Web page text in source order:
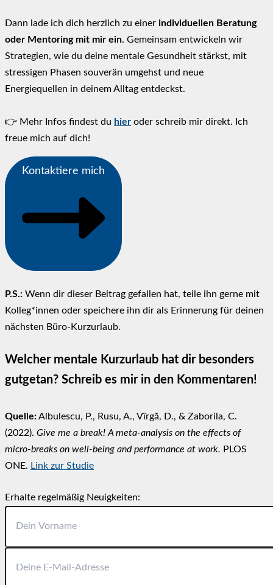
Dann lade ich dich herzlich zu einer individuellen Beratung
oder Mentoring mit mir ein. Gemeinsam entwickeln wir
Strategien, wie du deine mentale Gesundheit stärkst, mit
stressigen Phasen souverän umgehst und neue
Energiequellen in deinem Alltag entdeckst.
👉 Mehr Infos findest du hier oder schreib mir direkt. Ich
freue mich auf dich!
Kontaktiere mich
P.S.: Wenn dir dieser Beitrag gefallen hat, teile ihn gerne mit
Kolleg*innen oder speichere ihn dir als Erinnerung für deinen
nächsten Büro-Kurzurlaub.
Welcher mentale Kurzurlaub hat dir besonders
gutgetan? Schreib es mir in den Kommentaren!
Quelle:Albulescu, P., Rusu, A., Vîrgă, D., & Zaborila, C.
(2022). Give me a break! A meta-analysis on the effects of
micro-breaks on well-being and performance at work. PLOS
ONE. Link zur Studie
Erhalte regelmäßig Neuigkeiten: